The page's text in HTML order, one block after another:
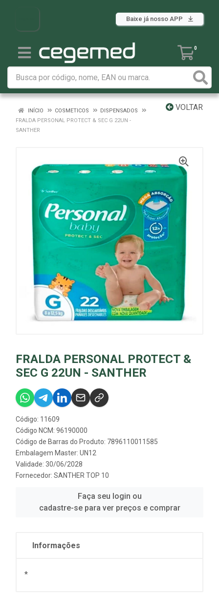
Baixe já nosso APP
0
VOLTAR
INÍCIO COSMETICOS
DISPENSADOS
FRALDA PERSONAL PROTECT & SEC G 22UN -
SANTHER
FRALDA PERSONAL PROTECT &
SEC G 22UN - SANTHER
Código: 11609
Código NCM: 96190000
Código de Barras do Produto: 7896110011585
Embalagem Master: UN12
Validade: 30/06/2028
Fornecedor: SANTHER TOP 10
Faça seu login ou
cadastre-se para ver preços e comprar
Informações
*